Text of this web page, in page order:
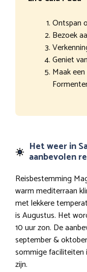
Ontspan
Bezoek
Geniet
Maak
Het weer in
aanbevolen
Reisbestemming
warm mediterraan
met lekkere
is Augustus. Het
10 uur zon. De
september &
sommige faciliteiten
zijn.